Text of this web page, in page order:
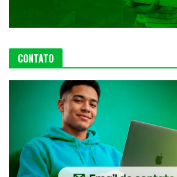
CONTATO